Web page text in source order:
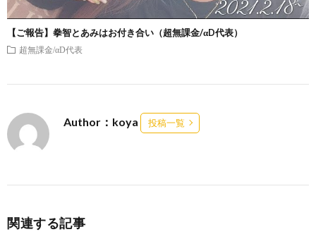
【ご報告】拳智とあみはお付き合い（超無課金/αD代表）
超無課金/αD代表
Author：koya 投稿一覧
関連する記事